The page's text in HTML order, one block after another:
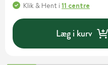
Klik & Hent i 11 centre
Læg i kurv